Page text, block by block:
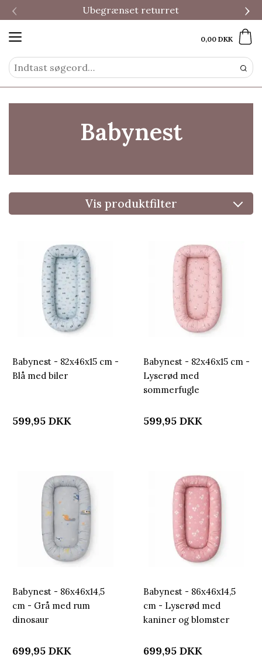
Ubegrænset returret
‹ ›
0,00 DKK
Babynest
Vis produktfilter
Babynest - 82x46x15 cm -
Blå med biler
599,95 DKK
Babynest - 82x46x15 cm -
Lyserød med
sommerfugle
599,95 DKK
Babynest - 86x46x14,5
cm - Grå med rum
dinosaur
699,95 DKK
Babynest - 86x46x14,5
cm - Lyserød med
kaniner og blomster
699,95 DKK